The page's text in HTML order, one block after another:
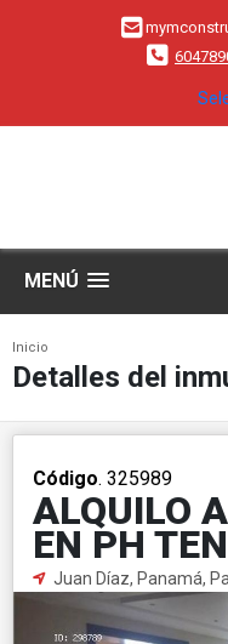
MENÚ
Inicio
Detalles del
Código. 325989
ALQUILO
EN PH
Juan Díaz, Panamá,